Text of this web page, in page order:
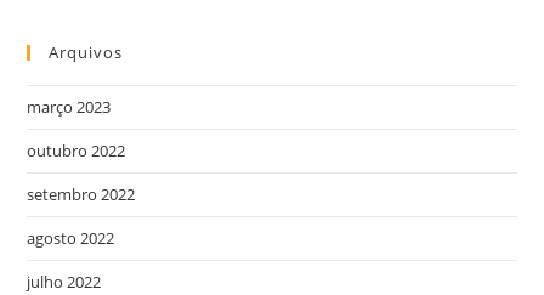
Arquivos
março 2023
outubro 2022
setembro 2022
agosto 2022
julho 2022